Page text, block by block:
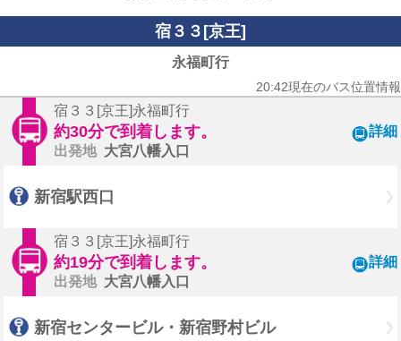
宿３３[京王]
永福町行
20:42現在のバス位置情報
宿３３[京王]永福町行
約30分で到着します。
出発地 大宮八幡入口
詳細
新宿駅西口
宿３３[京王]永福町行
約19分で到着します。
出発地 大宮八幡入口
詳細
新宿センタービル・新宿野村ビル